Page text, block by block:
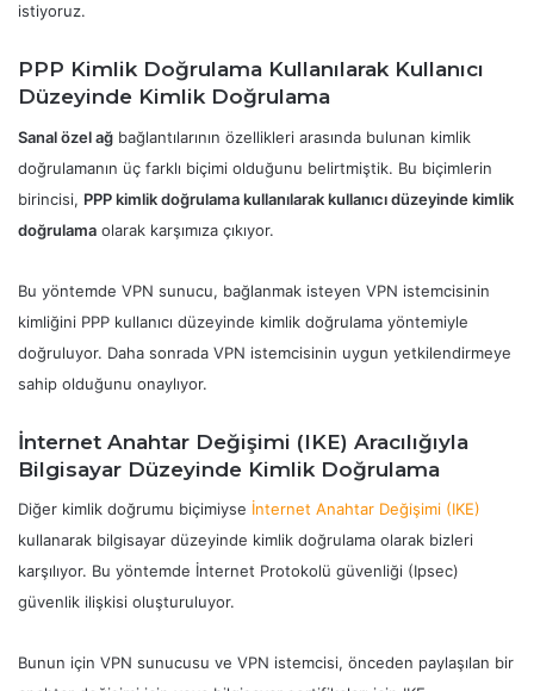
istiyoruz.
PPP Kimlik Doğrulama Kullanılarak Kullanıcı
Düzeyinde Kimlik Doğrulama
Sanal özel ağ bağlantılarının özellikleri arasında bulunan kimlik
doğrulamanın üç farklı biçimi olduğunu belirtmiştik. Bu biçimlerin
birincisi, PPP kimlik doğrulama kullanılarak kullanıcı düzeyinde kimlik
doğrulama olarak karşımıza çıkıyor.
Bu yöntemde VPN sunucu, bağlanmak isteyen VPN istemcisinin
kimliğini PPP kullanıcı düzeyinde kimlik doğrulama yöntemiyle
doğruluyor. Daha sonrada VPN istemcisinin uygun yetkilendirmeye
sahip olduğunu onaylıyor.
İnternet Anahtar Değişimi (IKE) Aracılığıyla
Bilgisayar Düzeyinde Kimlik Doğrulama
Diğer kimlik doğrumu biçimiyse İnternet Anahtar Değişimi (IKE)
kullanarak bilgisayar düzeyinde kimlik doğrulama olarak bizleri
karşılıyor. Bu yöntemde İnternet Protokolü güvenliği (Ipsec)
güvenlik ilişkisi oluşturuluyor.
Bunun için VPN sunucusu ve VPN istemcisi, önceden paylaşılan bir